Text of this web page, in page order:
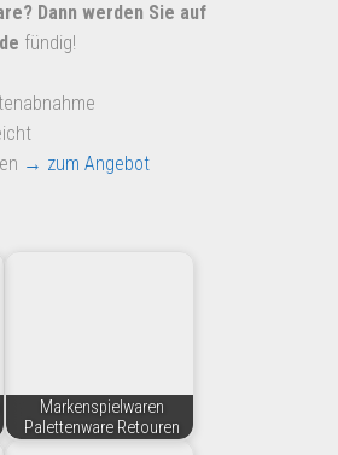
Dann werden Sie auf
fündig!
→ zum Angebot
Markenspielwaren
Palettenware Retouren